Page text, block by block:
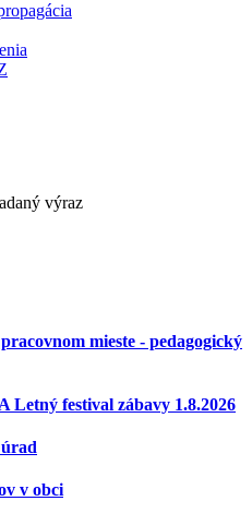
výraz
mieste - pedagogický
Letný festival zábavy 1.8.2026
v obci